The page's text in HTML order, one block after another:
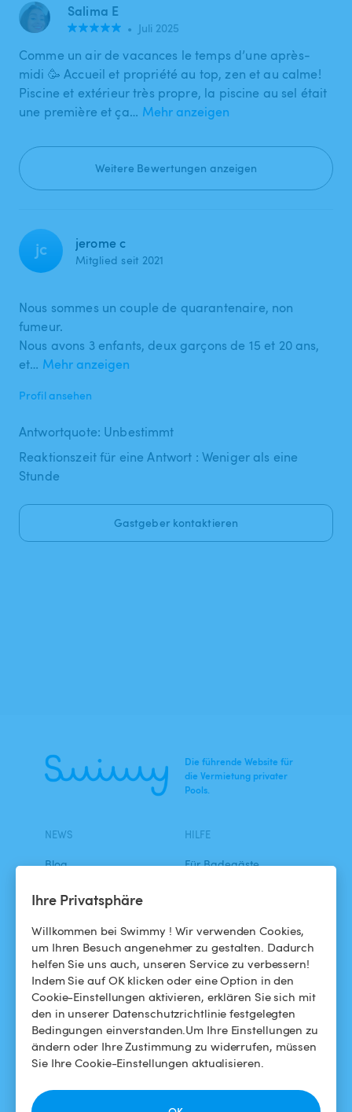
Ihre Privatsphäre
Willkommen bei Swimmy ! Wir verwenden Cookies,
um Ihren Besuch angenehmer zu gestalten. Dadurch
helfen Sie uns auch, unseren Service zu verbessern!
Indem Sie auf OK klicken oder eine Option in den
Cookie-Einstellungen aktivieren, erklären Sie sich mit
den in unserer Datenschutzrichtlinie festgelegten
Bedingungen einverstanden.Um Ihre Einstellungen zu
ändern oder Ihre Zustimmung zu widerrufen, müssen
Sie Ihre Cookie-Einstellungen aktualisieren.
Salima E
• Juli 2025
Comme un air de vacances le temps d’une après-
midi 🥳 Accueil et propriété au top, zen et au calme!
Piscine et extérieur très propre, la piscine au sel était
une première et ça… Mehr anzeigen
Weitere Bewertungen anzeigen
jc jerome c
Mitglied seit 2021
Nous sommes un couple de quarantenaire, non
fumeur.
Nous avons 3 enfants, deux garçons de 15 et 20 ans,
et… Mehr anzeigen
Profil ansehen
Antwortquote: Unbestimmt
Reaktionszeit für eine Antwort : Weniger als eine
Stunde
Gastgeber kontaktieren
Die führende Website für
die Vermietung privater
Pools.
NEWS
Blog
Swimmy in den Medien
Das Swimmy-Abenteuer
HILFE
Für Badegäste
Meinen Pool vermieten
So funktioniert's
HILFE
Helpdesk
Allgemeine
FOLGEN SIE UNS
Facebook
Instagram